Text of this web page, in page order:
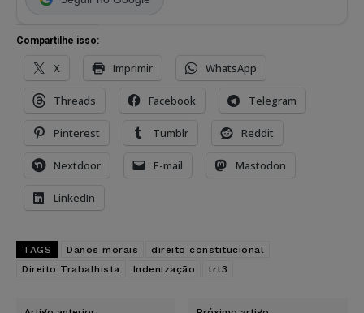
Compartilhe isso:
X Imprimir WhatsApp
Threads Facebook Telegram
Pinterest Tumblr Reddit
Nextdoor E-mail Mastodon
LinkedIn
TAGS Danos morais
direito constitucional
Direito Trabalhista
Indenização trt3